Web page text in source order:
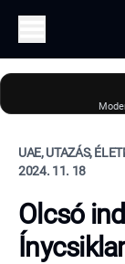
UAE, UTAZÁS,
2024. 11. 18
Olcsó